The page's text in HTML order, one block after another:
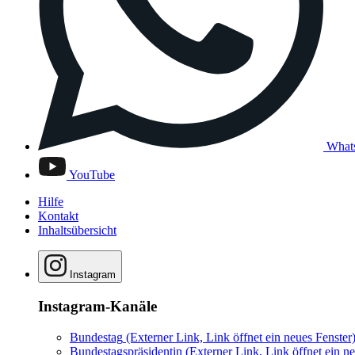
YouTube
Hilfe
Kontakt
Inhaltsübersicht
Instagram
Instagram-Kanäle
Bundestag (Externer Link, Link öffnet ein neues Fenster)
Bundestagspräsidentin (Externer Link, Link öffnet ein